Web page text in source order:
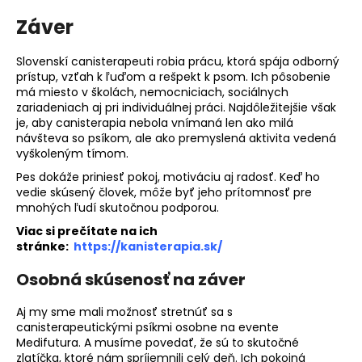
Záver
Slovenskí canisterapeuti robia prácu, ktorá spája odborný
prístup, vzťah k ľuďom a rešpekt k psom. Ich pôsobenie
má miesto v školách, nemocniciach, sociálnych
zariadeniach aj pri individuálnej práci. Najdôležitejšie však
je, aby canisterapia nebola vnímaná len ako milá
návšteva so psíkom, ale ako premyslená aktivita vedená
vyškoleným tímom.
Pes dokáže priniesť pokoj, motiváciu aj radosť. Keď ho
vedie skúsený človek, môže byť jeho prítomnosť pre
mnohých ľudí skutočnou podporou.
Viac si prečítate na ich
stránke: https://kanisterapia.sk/
Osobná skúsenosť na záver
Aj my sme mali možnosť stretnúť sa s
canisterapeutickými psíkmi osobne na evente
Medifutura. A musíme povedať, že sú to skutočné
zlatíčka, ktoré nám spríjemnili celý deň. Ich pokojná